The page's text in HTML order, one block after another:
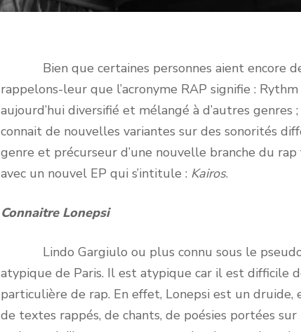
Bien que certaines personnes aient encore
rappelons-leur que l’acronyme RAP signifie :
aujourd’hui diversifié et mélangé à d’autres genres
connait de nouvelles variantes sur des sonorités
genre et précurseur d’une nouvelle branche du
avec un nouvel EP qui s’intitule : Kairos.
Connaitre Lonepsi
Lindo Gargiulo ou plus connu sous le
atypique de Paris. Il est atypique car il est difficile
particulière de rap. En effet, Lonepsi est un
de textes rappés, de chants, de poésies portées